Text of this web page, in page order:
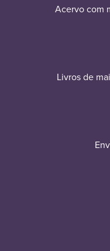
Acervo com
Livros de